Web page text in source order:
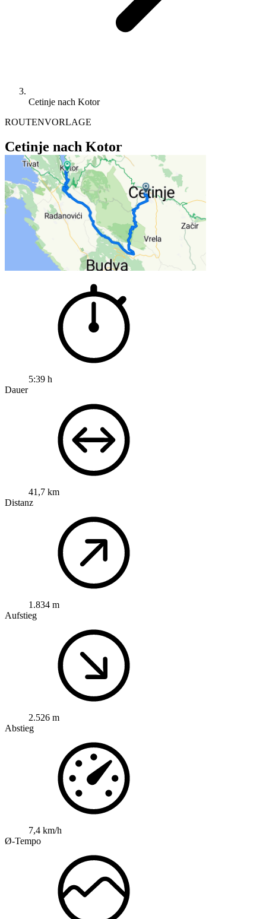
Cetinje nach Kotor
ROUTENVORLAGE
Cetinje nach Kotor
5:39 h
Dauer
41,7 km
Distanz
1.834 m
Aufstieg
2.526 m
Abstieg
7,4 km/h
Ø-Tempo